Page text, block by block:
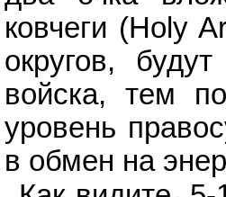
ковчеги (Holy
округов,
войска, тем
уровень
в обмен на